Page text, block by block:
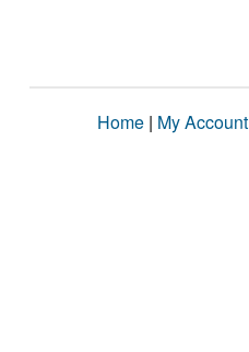
Home | My Account